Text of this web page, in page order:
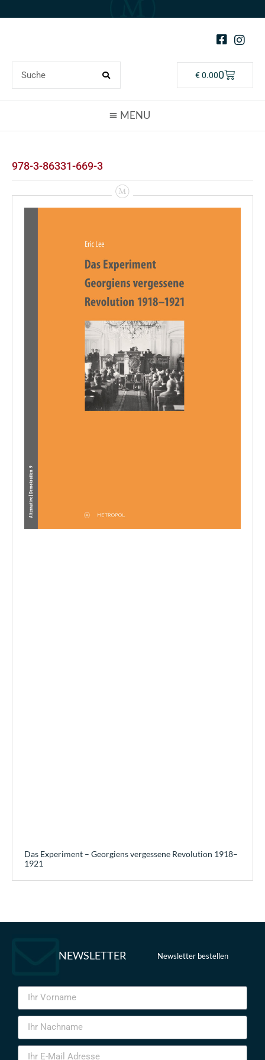
€0.000
978-3-86331-669-3
Das Experiment – Georgiens vergessene Revolution 1918–
1921
NEWSLETTER Newsletter bestellen